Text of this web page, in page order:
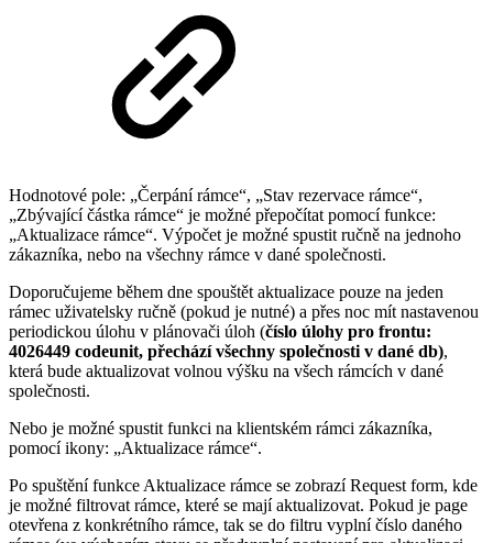
Hodnotové pole: „Čerpání rámce“, „Stav rezervace rámce“,
„Zbývající částka rámce“ je možné přepočítat pomocí funkce:
„Aktualizace rámce“. Výpočet je možné spustit ručně na jednoho
zákazníka, nebo na všechny rámce v dané společnosti.
Doporučujeme během dne spouštět aktualizace pouze na jeden
rámec uživatelsky ručně (pokud je nutné) a přes noc mít nastavenou
periodickou úlohu v plánovači úloh (číslo úlohy pro frontu:
4026449 codeunit, přechází všechny společnosti v dané db),
která bude aktualizovat volnou výšku na všech rámcích v dané
společnosti.
Nebo je možné spustit funkci na klientském rámci zákazníka,
pomocí ikony: „Aktualizace rámce“.
Po spuštění funkce Aktualizace rámce se zobrazí Request form, kde
je možné filtrovat rámce, které se mají aktualizovat. Pokud je page
otevřena z konkrétního rámce, tak se do filtru vyplní číslo daného